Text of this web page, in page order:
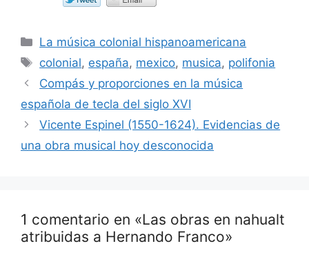
Categorías
La música colonial hispanoamericana
Etiquetas
colonial, españa, mexico, musica, polifonia
Compás y proporciones en la música
española de tecla del siglo XVI
Vicente Espinel (1550-1624). Evidencias de
una obra musical hoy desconocida
1 comentario en «Las obras en nahualt
atribuidas a Hernando Franco»